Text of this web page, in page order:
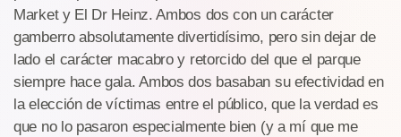
Market y El Dr Heinz. Ambos dos con un carácter
gamberro absolutamente divertidísimo, pero sin dejar de
lado el carácter macabro y retorcido del que el parque
siempre hace gala. Ambos dos basaban su efectividad en
la elección de víctimas entre el público, que la verdad es
que no lo pasaron especialmente bien (y a mí que me